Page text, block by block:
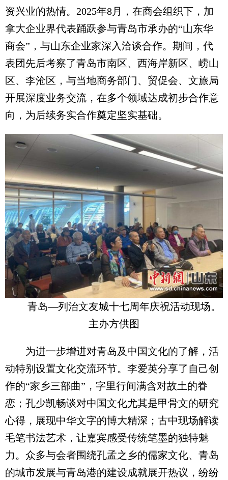
资兴业的热情。2025年8月，在商会组织下，加
拿大企业界代表踊跃参与青岛市承办的“山东华
商会”，与山东企业家深入洽谈合作。期间，代
表团先后考察了青岛市南区、西海岸新区、崂山
区、李沧区，与当地商务部门、贸促会、文旅局
开展深度业务交流，在多个领域达成初步合作意
向，为后续务实合作奠定坚实基础。
青岛—列治文友城十七周年庆祝活动现场。
主办方供图
为进一步增进对青岛及中国文化的了解，活
动特别设置文化交流环节。李爱英分享了自己创
作的“家乡三部曲”，字里行间满含对故土的眷
恋；孔少凯畅谈对中国文化尤其是甲骨文的研究
心得，展现中华文字的博大精深；古中现场解读
毛笔书法艺术，让嘉宾感受传统笔墨的独特魅
力。众多与会者围绕孔孟之乡的儒家文化、青岛
的城市发展与青岛港的建设成就展开热议，纷纷